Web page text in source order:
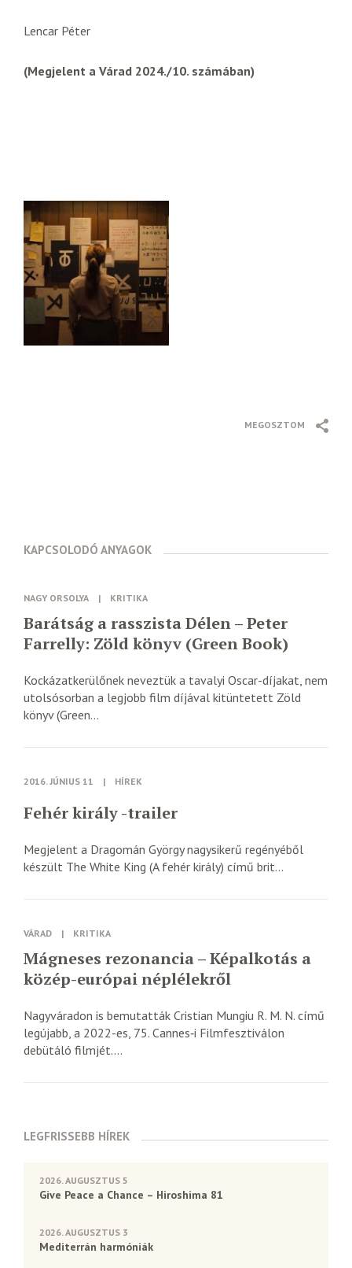
Lencar Péter
(Megjelent a Várad 2024./10. számában)
MEGOSZTOM
KAPCSOLODÓ ANYAGOK
NAGY ORSOLYA | KRITIKA
Barátság a rasszista Délen – Peter
Farrelly: Zöld könyv (Green Book)
Kockázatkerülőnek neveztük a tavalyi Oscar-díjakat, nem
utolsósorban a legjobb film díjával kitüntetett Zöld
könyv (Green...
2016. JÚNIUS 11 | HÍREK
Fehér király -trailer
Megjelent a Dragomán György nagysikerű regényéből
készült The White King (A fehér király) című brit...
VÁRAD | KRITIKA
Mágneses rezonancia – Képalkotás a
közép-európai néplélekről
Nagyváradon is bemutatták Cristian Mungiu R. M. N. című
legújabb, a 2022-es, 75. Cannes‑i Filmfesztiválon
debütáló filmjét....
LEGFRISSEBB HÍREK
2026. AUGUSZTUS 5
Give Peace a Chance – Hiroshima 81
2026. AUGUSZTUS 3
Mediterrán harmóniák